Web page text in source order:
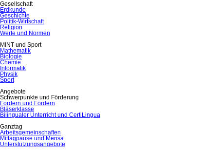
Gesellschaft
Erdkunde
Geschichte
Politik-Wirtschaft
Religion
Werte und Normen
MINT und Sport
Mathematik
Biologie
Chemie
Informatik
Physik
Sport
Angebote
Schwerpunkte und Förderung
Fordern und Fördern
Bläserklasse
Bilingualer Unterricht und CertiLingua
Ganztag
Arbeitsgemeinschaften
Mittagpause und Mensa
Unterstützungsangebote